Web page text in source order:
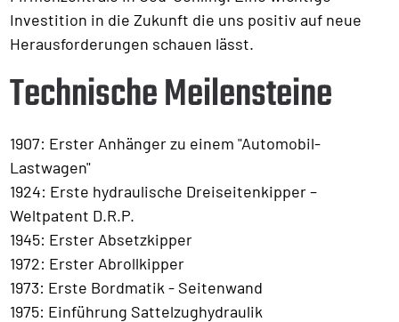
Investition in die Zukunft die uns positiv auf neue
Herausforderungen schauen lässt.
Technische Meilensteine
1907: Erster Anhänger zu einem "Automobil-
Lastwagen"
1924: Erste hydraulische Dreiseitenkipper –
Weltpatent D.R.P.
1945: Erster Absetzkipper
1972: Erster Abrollkipper
1973: Erste Bordmatik - Seitenwand
1975: Einführung Sattelzughydraulik